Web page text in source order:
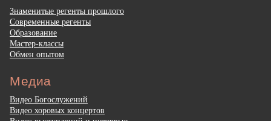
Знаменитые регенты прошлого
Современные регенты
Образование
Мастер-классы
Обмен опытом
Медиа
Видео Богослужений
Видео хоровых концертов